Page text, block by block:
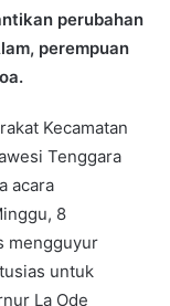
perubahan
perempuan
Kecamatan
Tenggara
acara
8
mengguyur
untuk
La Ode